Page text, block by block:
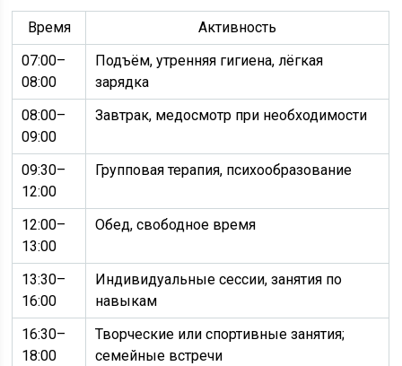
Время
Активность
07:00–
08:00
Подъём, утренняя гигиена, лёгкая
зарядка
08:00–
09:00
Завтрак, медосмотр при необходимости
09:30–
12:00
Групповая терапия, психообразование
12:00–
13:00
Обед, свободное время
13:30–
16:00
Индивидуальные сессии, занятия по
навыкам
16:30–
18:00
Творческие или спортивные занятия;
семейные встречи